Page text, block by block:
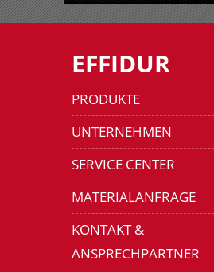
EFFIDUR
PRODUKTE
UNTERNEHMEN
SERVICE CENTER
MATERIALANFRAGE
KONTAKT &
ANSPRECHPARTNER